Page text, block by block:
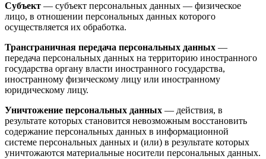
Субъект — субъект персональных данных — физическое
лицо, в отношении персональных данных которого
осуществляется их обработка.
Трансграничная передача персональных данных —
передача персональных данных на территорию иностранного
государства органу власти иностранного государства,
иностранному физическому лицу или иностранному
юридическому лицу.
Уничтожение персональных данных — действия, в
результате которых становится невозможным восстановить
содержание персональных данных в информационной
системе персональных данных и (или) в результате которых
уничтожаются материальные носители персональных данных.